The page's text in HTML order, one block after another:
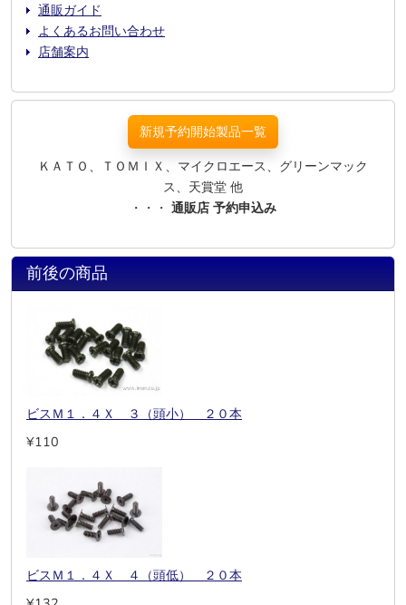
通販ガイド
よくあるお問い合わせ
店舗案内
新規予約開始製品一覧
ＫＡＴＯ、ＴＯＭＩＸ、マイクロエース、グリーンマック
ス、天賞堂 他
・・・ 通販店 予約申込み
前後の商品
ビスＭ１．４Ｘ ３（頭小） ２０本
¥110
ビスＭ１．４Ｘ ４（頭低） ２０本